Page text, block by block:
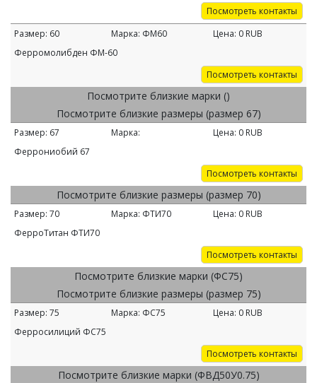
Посмотреть контакты
Размер: 60 Марка: ФМ60 Цена: 0 RUB
Ферромолибден ФМ-60
Посмотреть контакты
Посмотрите близкие марки ()
Посмотрите близкие размеры (размер 67)
Размер: 67 Марка: Цена: 0 RUB
Феррониобий 67
Посмотреть контакты
Посмотрите близкие размеры (размер 70)
Размер: 70 Марка: ФТИ70 Цена: 0 RUB
ФерроТитан ФТИ70
Посмотреть контакты
Посмотрите близкие марки (ФС75)
Посмотрите близкие размеры (размер 75)
Размер: 75 Марка: ФС75 Цена: 0 RUB
Ферросилиций ФС75
Посмотреть контакты
Посмотрите близкие марки (ФВД50У0.75)